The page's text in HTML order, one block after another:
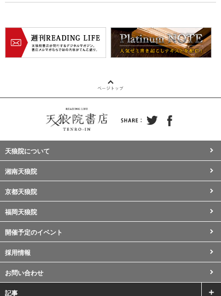
天狼院について
湘南天狼院
京都天狼院
福岡天狼院
開催予定のイベント
採用情報
お問い合わせ
記事